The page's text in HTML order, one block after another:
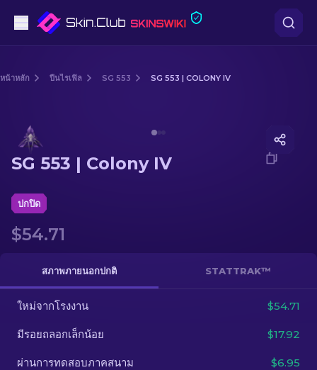
ปืนไรเฟิลซุ่มยิง
มีด
ถุงมือ
กล่อง
อื่น ๆ
หน้าหลัก ปืนไรเฟิล SG 553 SG 553 | COLONY IV
SG 553 | Colony IV
ปกปิด
$54.71
สภาพภายนอกปกติ STATTRAK™
ใหม่จากโรงงาน $54.71
มีรอยถลอกเล็กน้อย $17.92
ผ่านการทดสอบภาคสนาม $6.95